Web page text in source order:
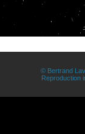
© Bertrand
Reproduction